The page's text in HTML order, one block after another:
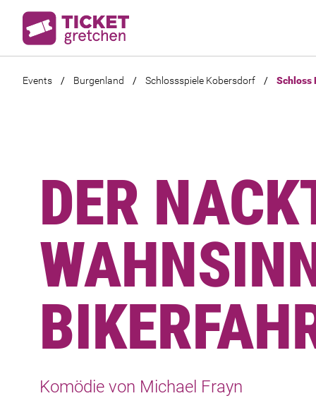
Events / Burgenland / Schlossspiele Kobersdorf / Schloss
DER
Komödie von Michael Frayn